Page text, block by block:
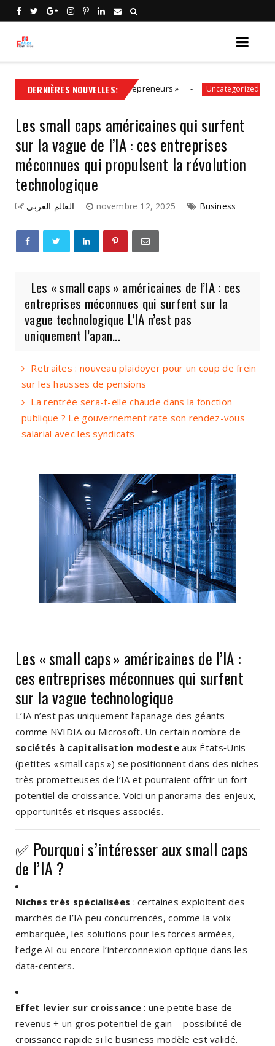
DERNIÈRES NOUVELLES:
aux côtés des entrepreneurs » Uncategorized Politiques
Les small caps américaines qui surfent
sur la vague de l’IA : ces entreprises
méconnues qui propulsent la révolution
technologique
العالم العربي novembre 12, 2025 Business
Les « small caps » américaines de l’IA : ces
entreprises méconnues qui surfent sur la
vague technologique L’IA n’est pas
uniquement l’apan...
Retraites : nouveau plaidoyer pour un coup de frein
sur les hausses de pensions
La rentrée sera-t-elle chaude dans la fonction
publique ? Le gouvernement rate son rendez-vous
salarial avec les syndicats
Les « small caps » américaines de l’IA :
ces entreprises méconnues qui surfent
sur la vague technologique
L’IA n’est pas uniquement l’apanage des géants
comme NVIDIA ou Microsoft. Un certain nombre de
sociétés à capitalisation modesteaux États‑Unis
(petites « small caps ») se positionnent dans des niches
très prometteuses de l’IA et pourraient offrir un fort
potentiel de croissance. Voici un panorama des enjeux,
opportunités et risques associés.
✅ Pourquoi s’intéresser aux small caps
de l’IA ?
Niches très spécialisées : certaines exploitent des
marchés de l’IA peu concurrencés, comme la voix
embarquée, les solutions pour les forces armées,
l’edge AI ou encore l’interconnexion optique dans les
data‑centers.
Effet levier sur croissance : une petite base de
revenus + un gros potentiel de gain = possibilité de
croissance rapide si le business modèle est validé.